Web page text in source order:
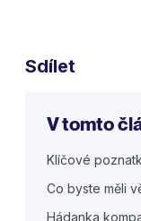
Sdílet
V tomto
Klíčové
Co byste měli
Hádanka